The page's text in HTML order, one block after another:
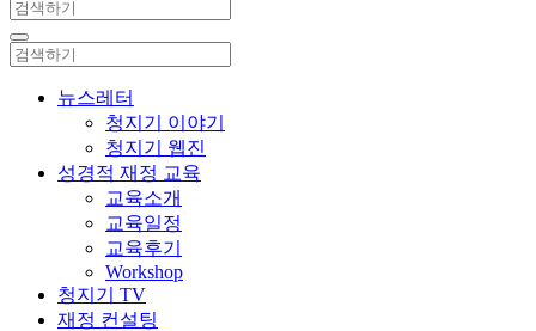
뉴스레터
청지기 이야기
청지기 웹진
성경적 재정 교육
교육소개
교육일정
교육후기
Workshop
청지기 TV
재정 컨설팅